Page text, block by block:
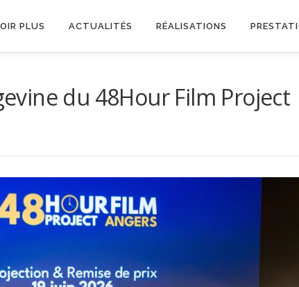
PLUS ACTUALITÉS RÉALISATIONS
du 48Hour Film Project